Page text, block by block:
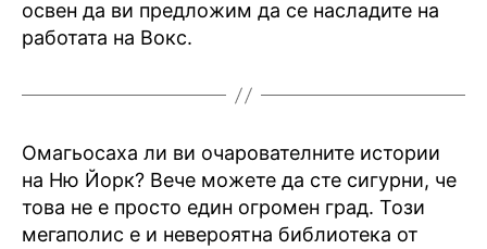
освен да ви предложим да се насладите на
работата на Вокс.
Омагьосаха ли ви очарователните истории
на Ню Йорк? Вече можете да сте сигурни, че
това не е просто един огромен град. Този
мегаполис е и невероятна библиотека от